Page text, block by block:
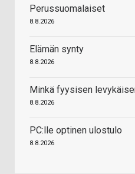
Perussuomalaiset
8.8.2026
Elämän synty
8.8.2026
Minkä fyysisen
8.8.2026
PC:lle optinen ulostulo
8.8.2026